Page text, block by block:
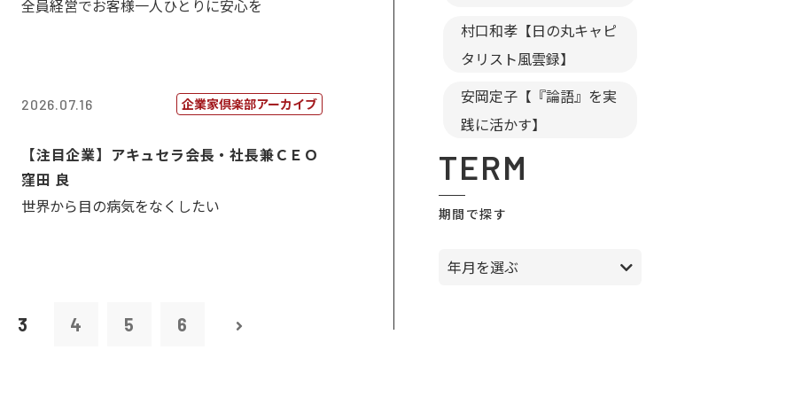
全員経営でお客様一人ひとりに安心を
2026.07.16 企業家倶楽部アーカイブ
【注目企業】アキュセラ会長・社長兼ＣＥＯ
窪田 良
世界から目の病気をなくしたい
3 4 5 6
村口和孝【日の丸キャピ
タリスト風雲録】
安岡定子【『論語』を実
践に活かす】
TERM
期間で探す
年月を選ぶ